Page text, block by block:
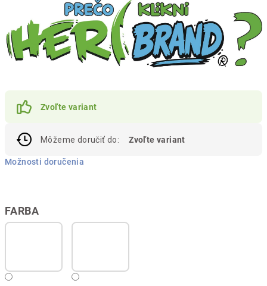
FARBA
Zvoľte variant
Môžeme doručiť do: Zvoľte variant
Možnosti doručenia